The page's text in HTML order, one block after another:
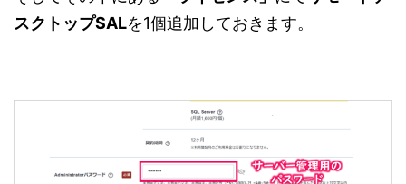
スクトップSALを1個追加しておきます。